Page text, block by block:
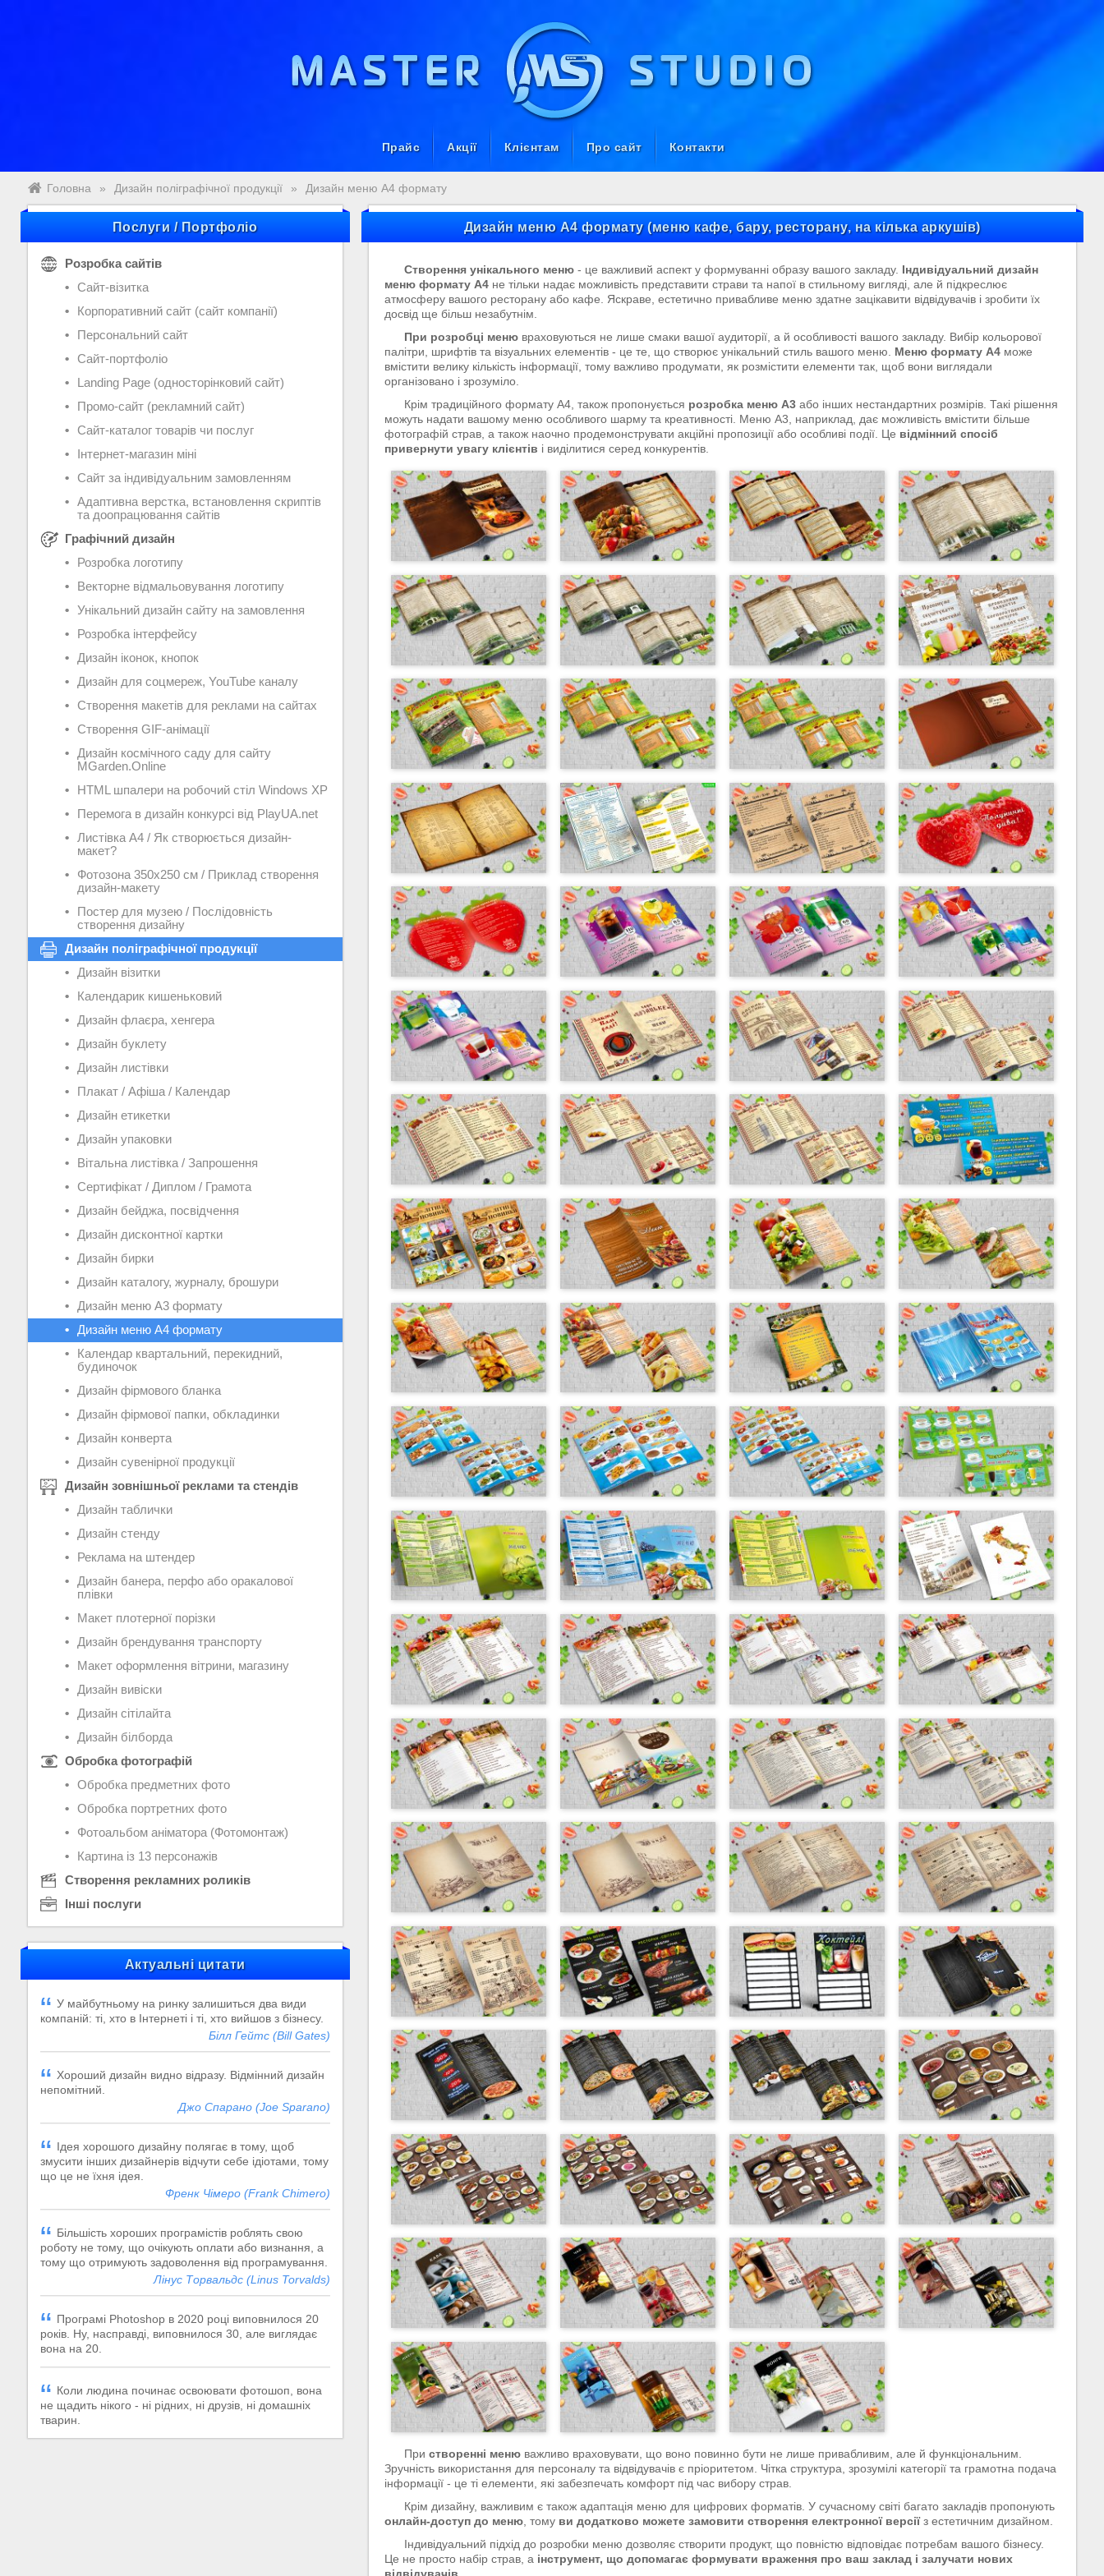
Прайс Акції Клієнтам Про сайт Контакти
Головна » Дизайн поліграфічної продукції » Дизайн меню А4 формату
Послуги / Портфоліо
Розробка сайтів
Сайт-візитка
Корпоративний сайт (сайт компанії)
Персональний сайт
Сайт-портфоліо
Landing Page (односторінковий сайт)
Промо-сайт (рекламний сайт)
Сайт-каталог товарів чи послуг
Інтернет-магазин міні
Сайт за індивідуальним замовленням
Адаптивна верстка, встановлення скриптів
та доопрацювання сайтів
Графічний дизайн
Розробка логотипу
Векторне відмальовування логотипу
Унікальний дизайн сайту на замовлення
Розробка інтерфейсу
Дизайн іконок, кнопок
Дизайн для соцмереж, YouTube каналу
Створення макетів для реклами на сайтах
Створення GIF-анімації
Дизайн космічного саду для сайту
MGarden.Online
HTML шпалери на робочий стіл Windows XP
Перемога в дизайн конкурсі від PlayUA.net
Листівка А4 / Як створюється дизайн-
макет?
Фотозона 350х250 см / Приклад створення
дизайн-макету
Постер для музею / Послідовність
створення дизайну
Дизайн поліграфічної продукції
Дизайн візитки
Календарик кишеньковий
Дизайн флаєра, хенгера
Дизайн буклету
Дизайн листівки
Плакат / Афіша / Календар
Дизайн етикетки
Дизайн упаковки
Вітальна листівка / Запрошення
Сертифікат / Диплом / Грамота
Дизайн бейджа, посвідчення
Дизайн дисконтної картки
Дизайн бирки
Дизайн каталогу, журналу, брошури
Дизайн меню А3 формату
Дизайн меню А4 формату
Календар квартальний, перекидний,
будиночок
Дизайн фірмового бланка
Дизайн фірмової папки, обкладинки
Дизайн конверта
Дизайн сувенірної продукції
Дизайн зовнішньої реклами та стендів
Дизайн таблички
Дизайн стенду
Реклама на штендер
Дизайн банера, перфо або оракалової
плівки
Макет плотерної порізки
Дизайн брендування транспорту
Макет оформлення вітрини, магазину
Дизайн вивіски
Дизайн сітілайта
Дизайн білборда
Обробка фотографій
Обробка предметних фото
Обробка портретних фото
Фотоальбом аніматора (Фотомонтаж)
Картина із 13 персонажів
Створення рекламних роликів
Інші послуги
Актуальні цитати
У майбутньому на ринку залишиться два види
компаній: ті, хто в Інтернеті і ті, хто вийшов з бізнесу.
Білл Гейтс (Bill Gates)
Хороший дизайн видно відразу. Відмінний дизайн
непомітний.
Джо Спарано (Joe Sparano)
Ідея хорошого дизайну полягає в тому, щоб
змусити інших дизайнерів відчути себе ідіотами, тому
що це не їхня ідея.
Френк Чімеро (Frank Chimero)
Більшість хороших програмістів роблять свою
роботу не тому, що очікують оплати або визнання, а
тому що отримують задоволення від програмування.
Лінус Торвальдс (Linus Torvalds)
Програмі Photoshop в 2020 році виповнилося 20
років. Ну, насправді, виповнилося 30, але виглядає
вона на 20.
Коли людина починає освоювати фотошоп, вона
не щадить нікого - ні рідних, ні друзів, ні домашніх
тварин.
Дизайн меню А4 формату (меню кафе, бару, ресторану, на кілька аркушів)
Створення унікального меню - це важливий аспект у формуванні образу вашого закладу. Індивідуальний дизайн
меню формату А4не тільки надає можливість представити страви та напої в стильному вигляді, але й підкреслює
атмосферу вашого ресторану або кафе. Яскраве, естетично привабливе меню здатне зацікавити відвідувачів і зробити їх
досвід ще більш незабутнім.
При розробці меню враховуються не лише смаки вашої аудиторії, а й особливості вашого закладу. Вибір кольорової
палітри, шрифтів та візуальних елементів - це те, що створює унікальний стиль вашого меню. Меню формату А4може
вмістити велику кількість інформації, тому важливо продумати, як розмістити елементи так, щоб вони виглядали
організовано і зрозуміло.
Крім традиційного формату А4, також пропонується розробка меню А3 або інших нестандартних розмірів. Такі рішення
можуть надати вашому меню особливого шарму та креативності. Меню А3, наприклад, дає можливість вмістити більше
фотографій страв, а також наочно продемонструвати акційні пропозиції або особливі події. Це відмінний спосіб
привернути увагу клієнтів і виділитися серед конкурентів.
Пристворенні меню важливо враховувати, що воно повинно бути не лише привабливим, але й функціональним.
Зручність використання для персоналу та відвідувачів є пріоритетом. Чітка структура, зрозумілі категорії та грамотна подача
інформації - це ті елементи, які забезпечать комфорт під час вибору страв.
Крім дизайну, важливим є також адаптація меню для цифрових форматів. У сучасному світі багато закладів пропонують
онлайн-доступ до меню, тому ви додатково можете замовити створення електронної версіїз естетичним дизайном.
Індивідуальний підхід до розробки меню дозволяє створити продукт, що повністю відповідає потребам вашого бізнесу.
Це не просто набір страв, а інструмент, що допомагає формувати враження про ваш заклад і залучати нових